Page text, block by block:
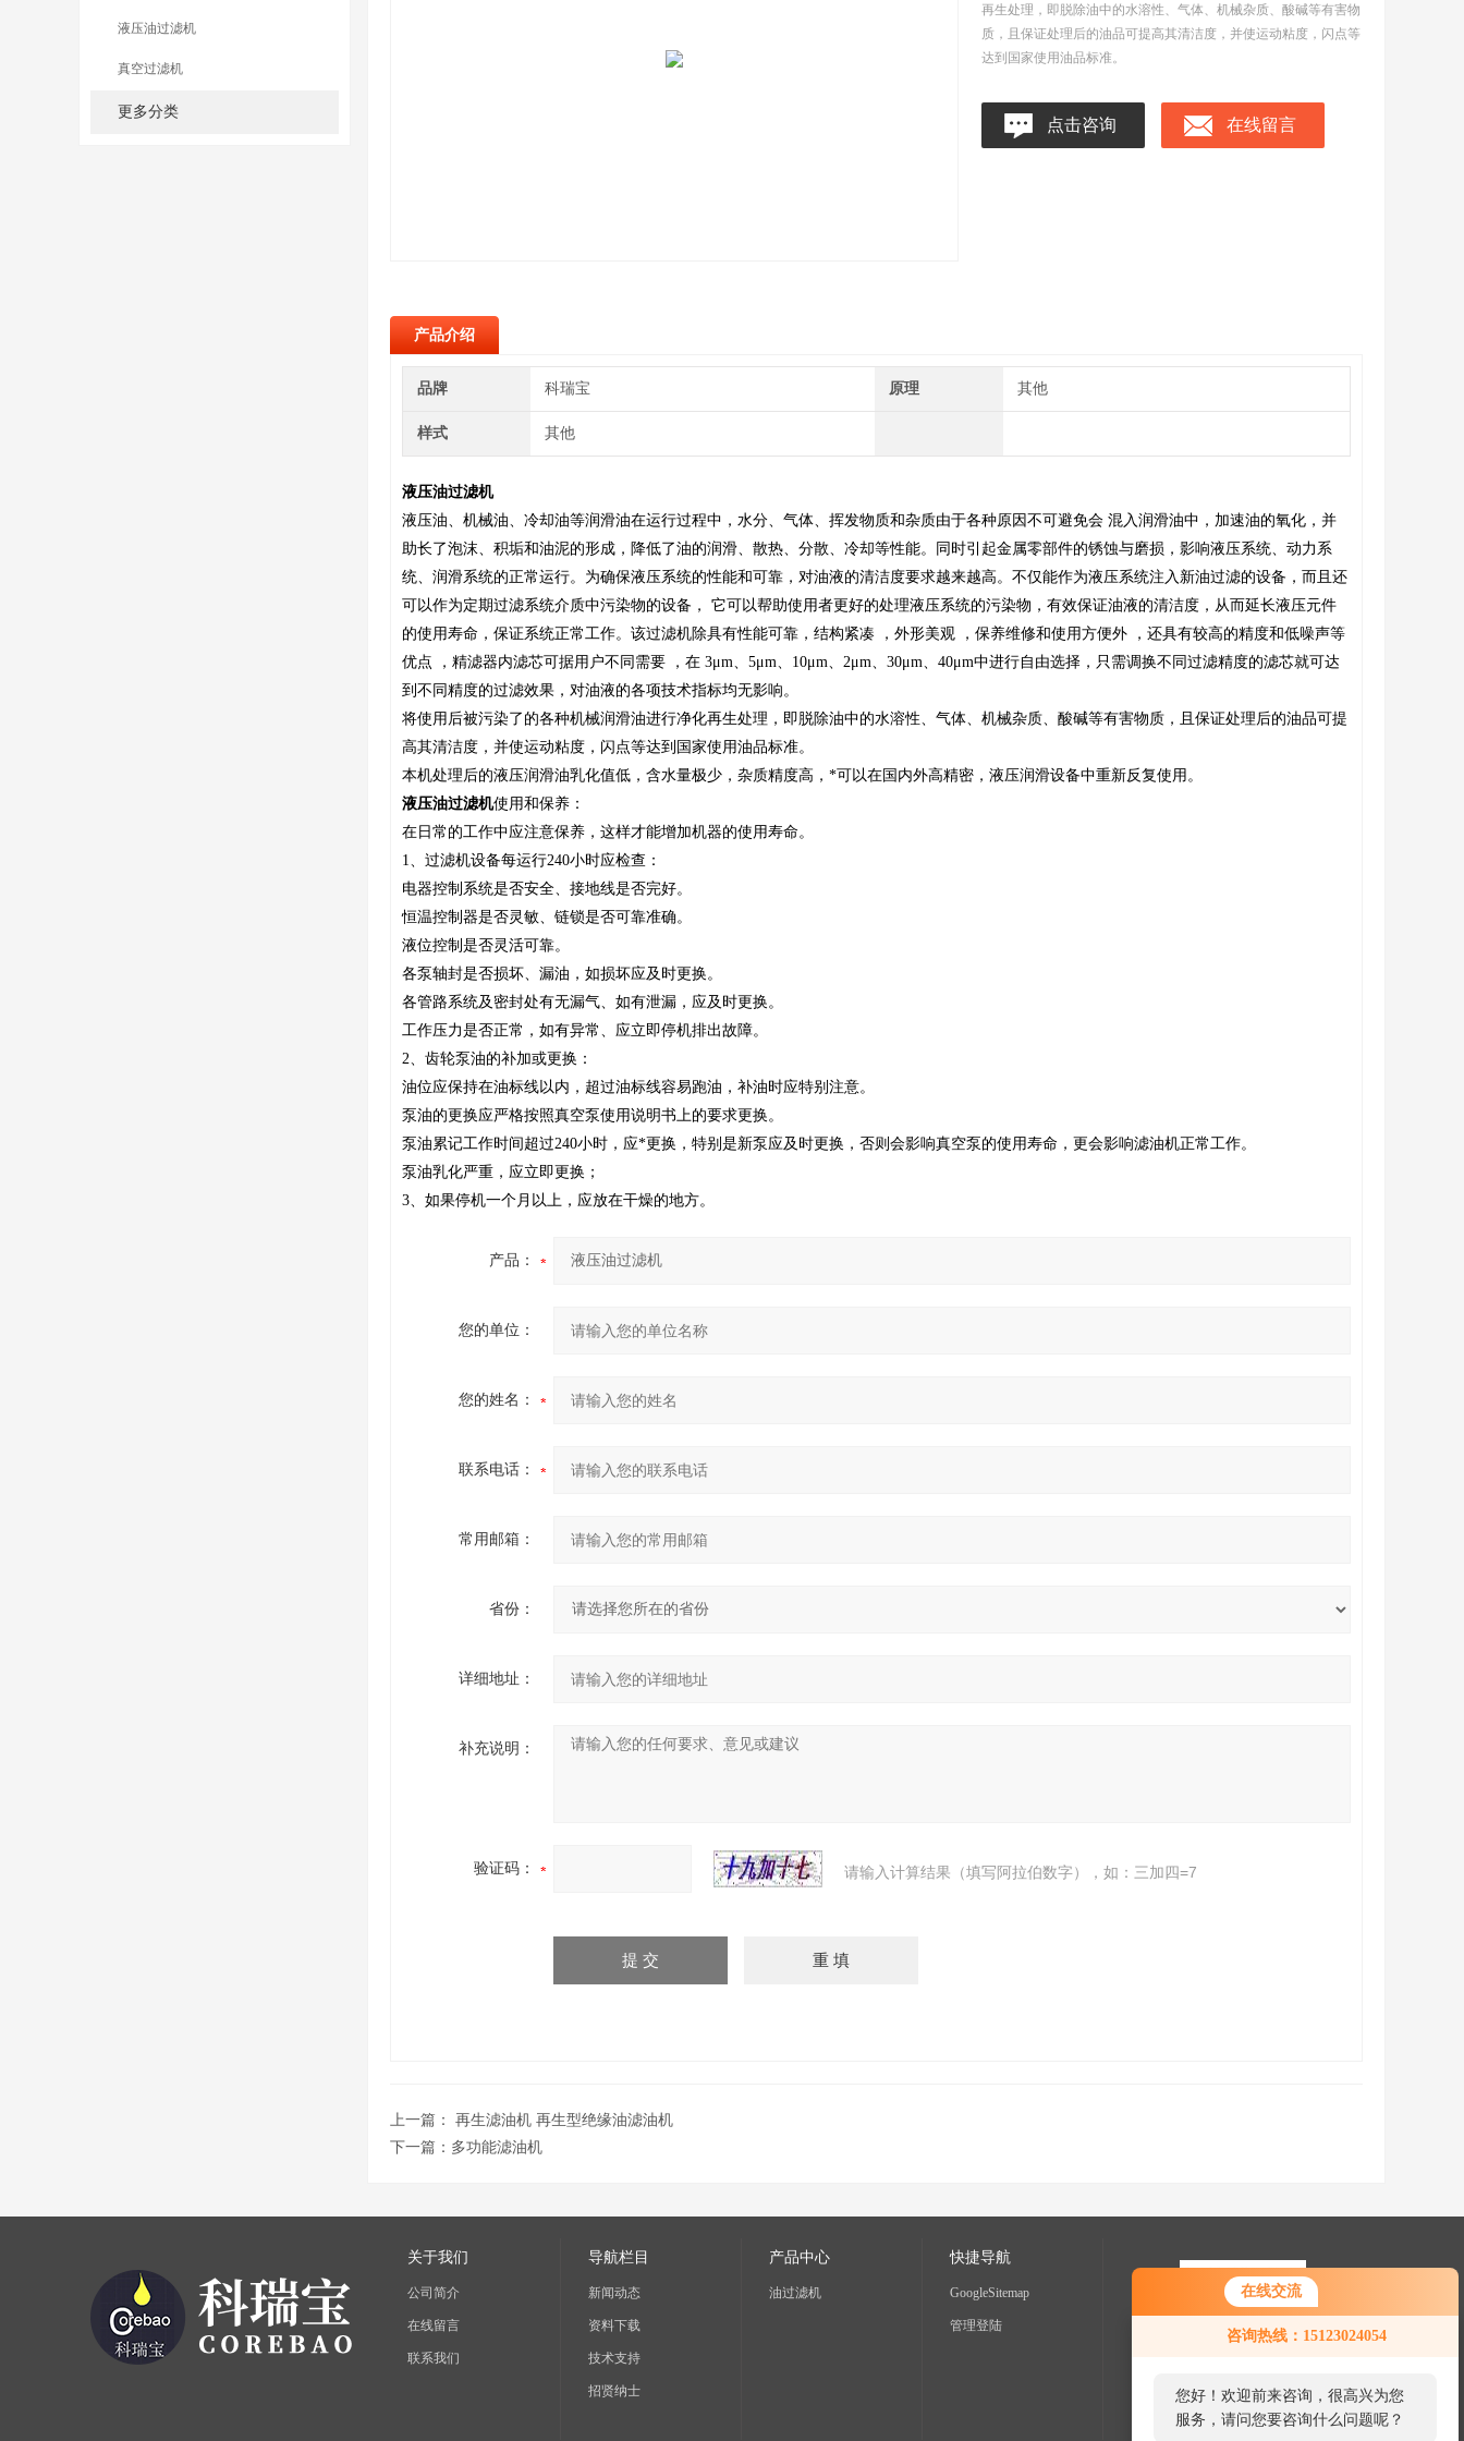
在线交流
咨询热线：15123024054
您好！欢迎前来咨询，很高兴为您
服务，请问您要咨询什么问题呢？
液压油过滤机
真空过滤机
更多分类
再生处理，即脱除油中的水溶性、气体、机械杂质、酸碱等有害物
质，且保证处理后的油品可提高其清洁度，并使运动粘度，闪点等
达到国家使用油品标准。
点击咨询 在线留言
产品介绍
品牌 科瑞宝 原理 其他
样式 其他
液压油过滤机
液压油、机械油、冷却油等润滑油在运行过程中，水分、气体、挥发物质和杂质由于各种原因不可避免会 混入润滑油中，加速油的氧化，并
助长了泡沫、积垢和油泥的形成，降低了油的润滑、散热、分散、冷却等性能。同时引起金属零部件的锈蚀与磨损，影响液压系统、动力系
统、润滑系统的正常运行。为确保液压系统的性能和可靠，对油液的清洁度要求越来越高。不仅能作为液压系统注入新油过滤的设备，而且还
可以作为定期过滤系统介质中污染物的设备， 它可以帮助使用者更好的处理液压系统的污染物，有效保证油液的清洁度，从而延长液压元件
的使用寿命，保证系统正常工作。该过滤机除具有性能可靠，结构紧凑 ，外形美观 ，保养维修和使用方便外 ，还具有较高的精度和低噪声等
优点 ，精滤器内滤芯可据用户不同需要 ，在 3μm、5μm、10μm、2μm、30μm、40μm中进行自由选择，只需调换不同过滤精度的滤芯就可达
到不同精度的过滤效果，对油液的各项技术指标均无影响。
将使用后被污染了的各种机械润滑油进行净化再生处理，即脱除油中的水溶性、气体、机械杂质、酸碱等有害物质，且保证处理后的油品可提
高其清洁度，并使运动粘度，闪点等达到国家使用油品标准。
本机处理后的液压润滑油乳化值低，含水量极少，杂质精度高，*可以在国内外高精密，液压润滑设备中重新反复使用。
液压油过滤机使用和保养：
在日常的工作中应注意保养，这样才能增加机器的使用寿命。
1、过滤机设备每运行240小时应检查：
电器控制系统是否安全、接地线是否完好。
恒温控制器是否灵敏、链锁是否可靠准确。
液位控制是否灵活可靠。
各泵轴封是否损坏、漏油，如损坏应及时更换。
各管路系统及密封处有无漏气、如有泄漏，应及时更换。
工作压力是否正常，如有异常、应立即停机排出故障。
2、齿轮泵油的补加或更换：
油位应保持在油标线以内，超过油标线容易跑油，补油时应特别注意。
泵油的更换应严格按照真空泵使用说明书上的要求更换。
泵油累记工作时间超过240小时，应*更换，特别是新泵应及时更换，否则会影响真空泵的使用寿命，更会影响滤油机正常工作。
泵油乳化严重，应立即更换；
3、如果停机一个月以上，应放在干燥的地方。
产品：
您的单位：
您的姓名：
联系电话：
常用邮箱：
省份：
详细地址：
补充说明：
验证码： 请输入计算结果（填写阿拉伯数字），如：三加四=7
上一篇： 再生滤油机 再生型绝缘油滤油机
下一篇： 多功能滤油机
关于我们
公司简介
在线留言
联系我们
导航栏目
新闻动态
资料下载
技术支持
招贤纳士
产品中心
油过滤机
快捷导航
GoogleSitemap
管理登陆